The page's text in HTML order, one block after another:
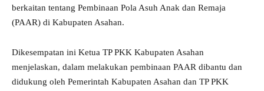
berkaitan tentang Pembinaan Pola Asuh Anak dan Remaja
(PAAR) di Kabupaten Asahan.
Dikesempatan ini Ketua TP PKK Kabupaten Asahan
menjelaskan, dalam melakukan pembinaan PAAR dibantu dan
didukung oleh Pemerintah Kabupaten Asahan dan TP PKK